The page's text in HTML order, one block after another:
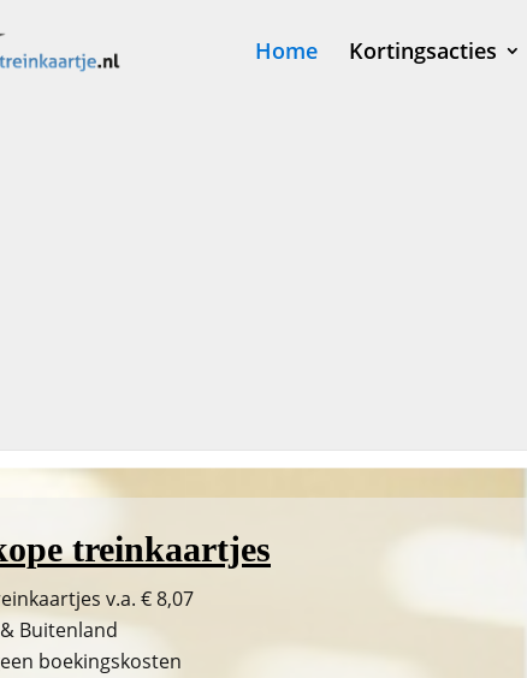
Home Kortingsacties
treinkaartjes
v.a. € 8,07
Buitenland
boekingskosten